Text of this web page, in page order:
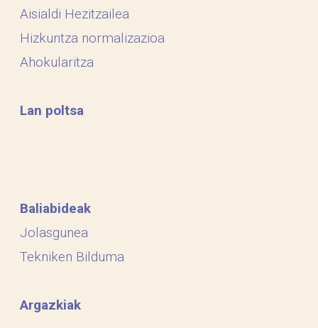
Aisialdi Hezitzailea
Hizkuntza normalizazioa
Ahokularitza
Lan poltsa
Baliabideak
Jolasgunea
Tekniken Bilduma
Argazkiak